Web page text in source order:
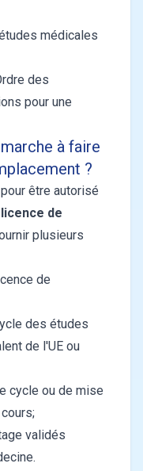
médicales
des
pour une
à faire
?
être autorisé
licence de
plusieurs
de
des études
de l'UE ou
cycle ou de mise
validés